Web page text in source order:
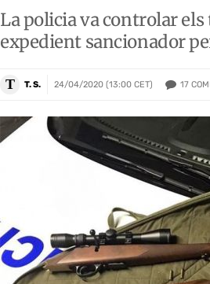
La policia va controlar els
expedient sancionador
T T. S. 24/04/2020 (13:00 CET) 17